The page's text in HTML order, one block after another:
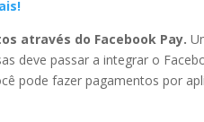
através do Facebook Pay.
deve passar a integrar o
pode fazer pagamentos por